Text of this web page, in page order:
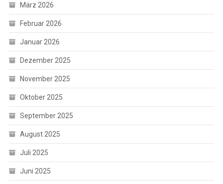
März 2026
Februar 2026
Januar 2026
Dezember 2025
November 2025
Oktober 2025
September 2025
August 2025
Juli 2025
Juni 2025